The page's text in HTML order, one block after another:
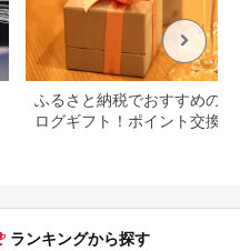
ふるさと納税でおすすめのカ
ログギフト！ポイント交換で
ランキングから探す